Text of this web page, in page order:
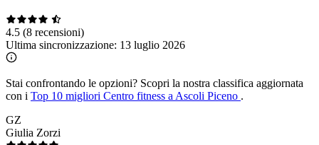
4.5 (8 recensioni)
Ultima sincronizzazione: 13 luglio 2026
Stai confrontando le opzioni? Scopri la nostra classifica aggiornata
con i Top 10 migliori Centro fitness a Ascoli Piceno .
GZ
Giulia Zorzi